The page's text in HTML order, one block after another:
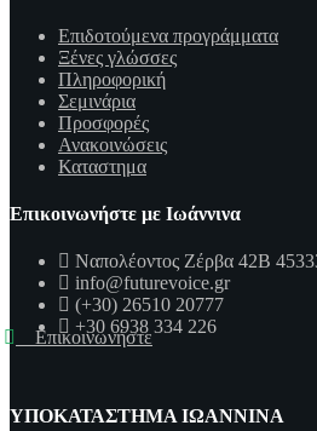
Επιδοτούμενα προγράμματα
Ξένες γλώσσες
Πληροφορική
Σεμινάρια
Προσφορές
Ανακοινώσεις
Καταστημα
Επικοινωνήστε με Ιωάννινα
Ναπολέοντος Ζέρβα 42Β
info@futurevoice.gr
(+30) 26510 20777
+30 6938 334 226
Επικοινωνήστε
ΥΠΟΚΑΤΑΣΤΗΜΑ ΙΩΑΝΝΙΝΑ